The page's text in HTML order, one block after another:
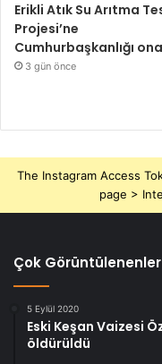
Erikli Atık Su Arıtma
Projesi’ne
Cumhurbaşkanlığı
3 gün önce
The Instagram Access
page >
Çok Görüntülenenler
5 Eylül 2020
Eski Keşan Vaizesi
öldürüldü